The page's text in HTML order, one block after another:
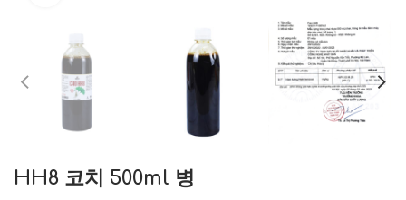
HH8 코치 500ml 병